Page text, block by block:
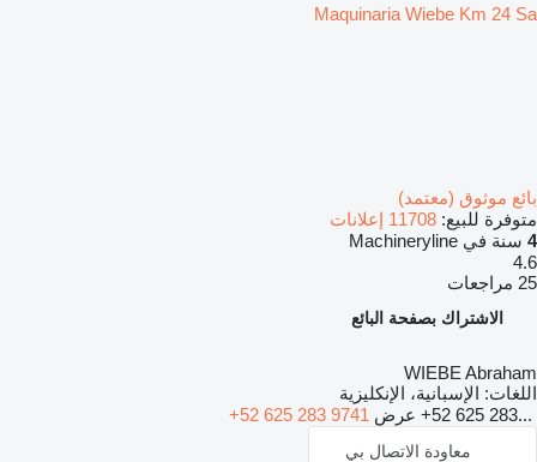
Maquinaria Wiebe Km 24 Sa
بائع موثوق (معتمد)
متوفرة للبيع: 11708 إعلانات
4 سنة في Machineryline
4.6
25 مراجعات
الاشتراك بصفحة البائع
WIEBE Abraham
اللغات: الإسبانية، الإنكليزية
+52 625 283... عرض +52 625 283 9741
معاودة الاتصال بي